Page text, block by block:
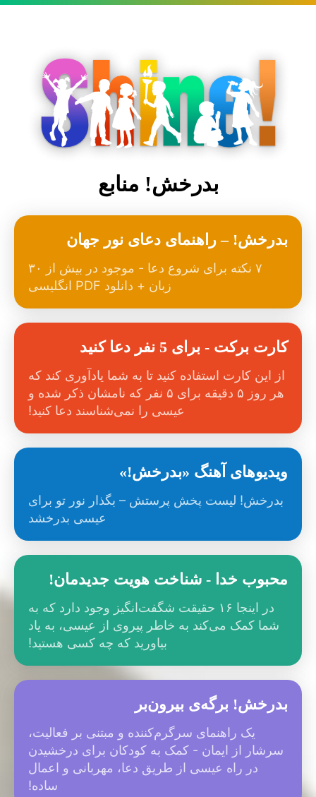
بدرخش! منابع
بدرخش! – راهنمای دعای نور جهان
۷ نکته برای شروع دعا - موجود در بیش از ۳۰
زبان + دانلود PDF انگلیسی
کارت برکت - برای 5 نفر دعا کنید
از این کارت استفاده کنید تا به شما یادآوری کند که
هر روز ۵ دقیقه برای ۵ نفر که نامشان ذکر شده و
عیسی را نمی‌شناسند دعا کنید!
ویدیوهای آهنگ «بدرخش!»
بدرخش! لیست پخش پرستش – بگذار نور تو برای
عیسی بدرخشد
محبوب خدا - شناخت هویت جدیدمان!
در اینجا ۱۶ حقیقت شگفت‌انگیز وجود دارد که به
شما کمک می‌کند به خاطر پیروی از عیسی، به یاد
بیاورید که چه کسی هستید!
بدرخش! برگه‌ی بیرون‌بر
یک راهنمای سرگرم‌کننده و مبتنی بر فعالیت،
سرشار از ایمان - کمک به کودکان برای درخشیدن
در راه عیسی از طریق دعا، مهربانی و اعمال
ساده!